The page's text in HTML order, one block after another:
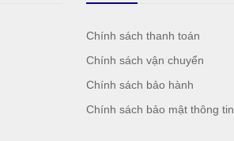
Chính sách thanh toán
Chính sách vận chuyển
Chính sách bảo hành
Chính sách bảo mật thông tin